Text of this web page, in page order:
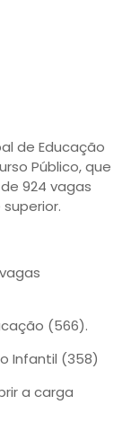
de Educação
Público, que
924 vagas
(566).
Infantil (358)
a carga